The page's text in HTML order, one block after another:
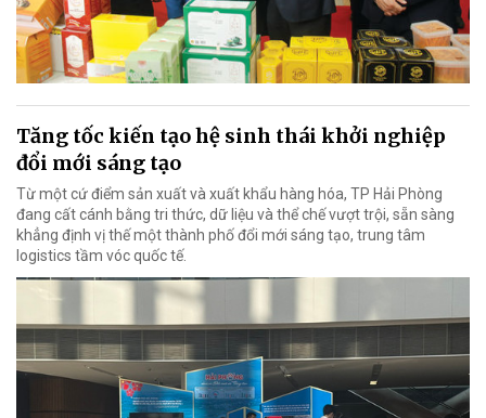
Tăng tốc kiến tạo hệ sinh thái khởi nghiệp
đổi mới sáng tạo
Từ một cứ điểm sản xuất và xuất khẩu hàng hóa, TP Hải Phòng
đang cất cánh bằng tri thức, dữ liệu và thể chế vượt trội, sẵn sàng
khẳng định vị thế một thành phố đổi mới sáng tạo, trung tâm
logistics tầm vóc quốc tế.